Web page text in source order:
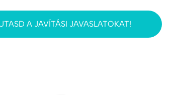
A JAVÍTÁSI JAVASLATOKAT!